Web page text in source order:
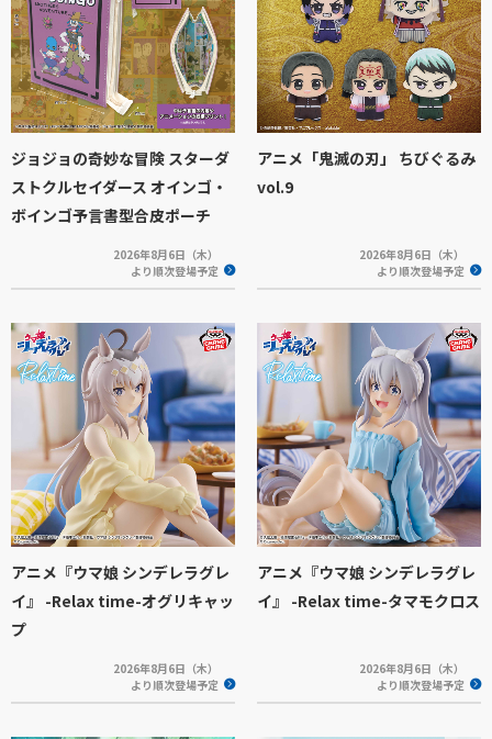
ジョジョの奇妙な冒険 スターダ
ストクルセイダース オインゴ・
ボインゴ予言書型合皮ポーチ
2026年8月6日（木）
より順次登場予定
アニメ「鬼滅の刃」 ちびぐるみ
vol.9
2026年8月6日（木）
より順次登場予定
アニメ『ウマ娘 シンデレラグレ
イ』 -Relax time-オグリキャッ
プ
2026年8月6日（木）
より順次登場予定
アニメ『ウマ娘 シンデレラグレ
イ』 -Relax time-タマモクロス
2026年8月6日（木）
より順次登場予定